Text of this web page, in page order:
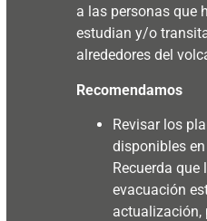
a las personas que
estudian y/o
alrededores del
Recomendamos
Revisar los
disponibles en
Recuerda que
evacuación
actualización,